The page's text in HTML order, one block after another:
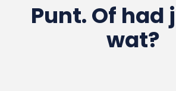
Punt. Of had
wat?